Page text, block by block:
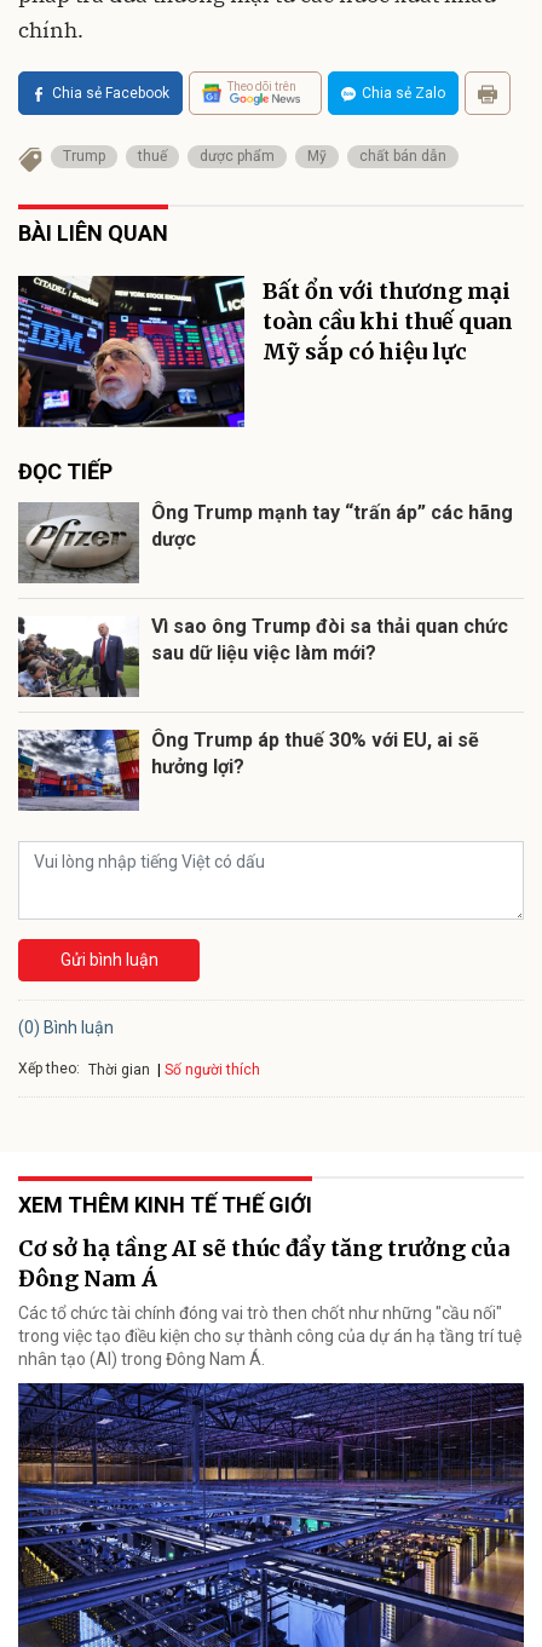
chính.
Chia sẻ Facebook Theo dõi trên Chia sẻ Zalo
Trump thuế dược phẩm Mỹ chất bán dẫn
BÀI LIÊN QUAN
Bất ổn với thương mại
toàn cầu khi thuế quan
Mỹ sắp có hiệu lực
ĐỌC TIẾP
Ông Trump mạnh tay “trấn áp” các hãng
dược
Vì sao ông Trump đòi sa thải quan chức
sau dữ liệu việc làm mới?
Ông Trump áp thuế 30% với EU, ai sẽ
hưởng lợi?
Gửi bình luận
(0) Bình luận
Xếp theo: Thời gian Số người thích
XEM THÊM KINH TẾ THẾ GIỚI
Cơ sở hạ tầng AI sẽ thúc đẩy tăng trưởng của
Đông Nam Á
Các tổ chức tài chính đóng vai trò then chốt như những "cầu nối"
trong việc tạo điều kiện cho sự thành công của dự án hạ tầng trí tuệ
nhân tạo (AI) trong Đông Nam Á.